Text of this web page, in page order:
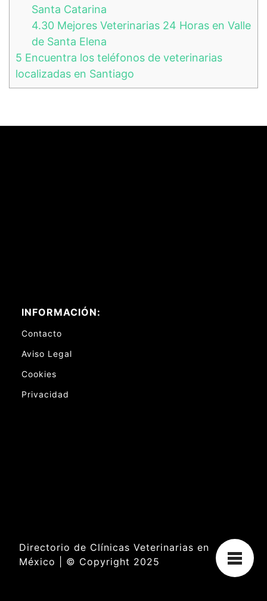
Santa Catarina
4.30 Mejores Veterinarias 24 Horas en Valle
de Santa Elena
5 Encuentra los teléfonos de veterinarias
localizadas en Santiago
INFORMACIÓN:
Contacto
Aviso Legal
Cookies
Privacidad
Directorio de Clínicas Veterinarias en
México | © Copyright 2025